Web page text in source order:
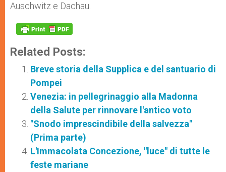
Auschwitz e Dachau.
Related Posts:
Breve storia della Supplica e del santuario di
Pompei
Venezia: in pellegrinaggio alla Madonna
della Salute per rinnovare l'antico voto
"Snodo imprescindibile della salvezza"
(Prima parte)
L'Immacolata Concezione, "luce" di tutte le
feste mariane